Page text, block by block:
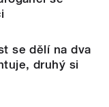
se dělí na dva
druhý si